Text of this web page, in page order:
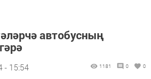
автобусның
- 15:54 1181 0 0